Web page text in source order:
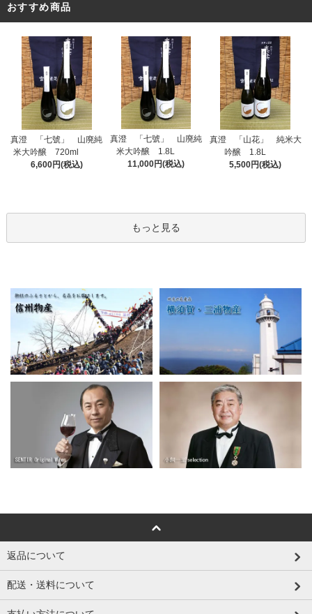
おすすめ商品
真澄 「七號」 山廃純
米大吟醸 720ml
6,600円(税込)
真澄 「七號」 山廃純
米大吟醸 1.8L
11,000円(税込)
真澄 「山花」 純米大
吟醸 1.8L
5,500円(税込)
もっと見る
返品について
配送・送料について